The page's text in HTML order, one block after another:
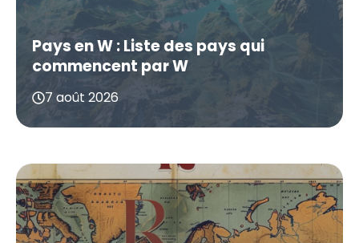
Pays en W : Liste des pays qui
commencent par W
7 août 2026